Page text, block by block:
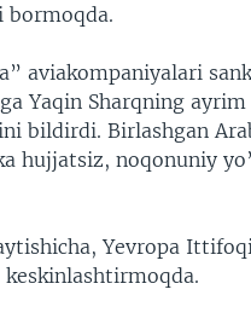
bormoqda.
aviakompaniyalari
Yaqin Sharqning ayrim
bildirdi. Birlashgan
hujjatsiz, noqonuniy
Yevropa